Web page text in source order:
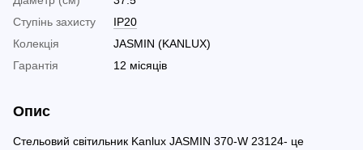
Ступінь захисту
IP20
Колекція
JASMIN (KANLUX)
Гарантія
12 місяців
Опис
Стельовий світильник Kanlux JASMIN 370-W 23124- це